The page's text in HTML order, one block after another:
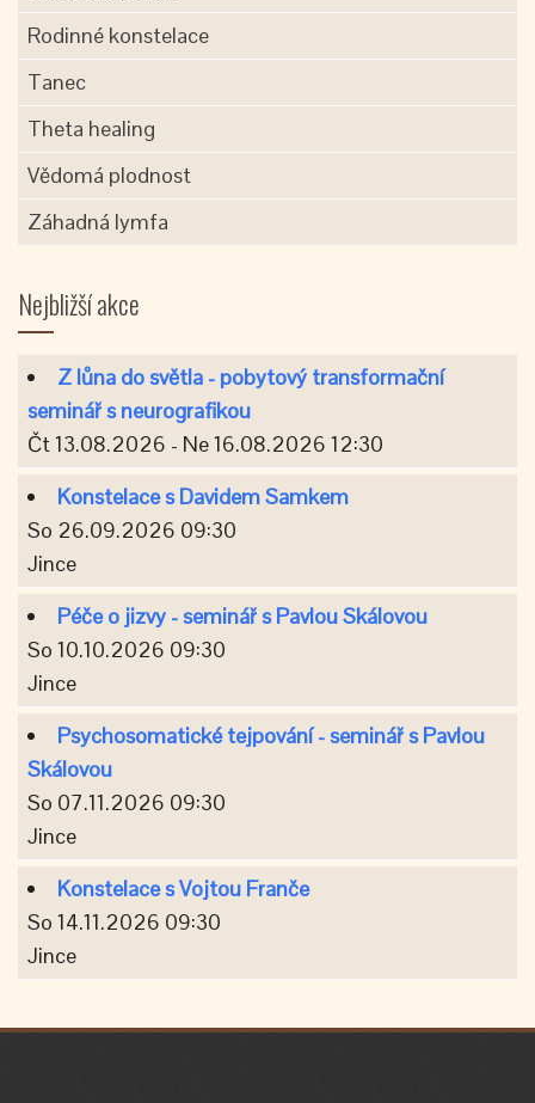
Rodinné konstelace
Tanec
Theta healing
Vědomá plodnost
Záhadná lymfa
Nejbližší akce
Z lůna do světla - pobytový transformační
seminář s neurografikou
Čt 13.08.2026 - Ne 16.08.2026 12:30
Konstelace s Davidem Samkem
So 26.09.2026 09:30
Jince
Péče o jizvy - seminář s Pavlou Skálovou
So 10.10.2026 09:30
Jince
Psychosomatické tejpování - seminář s Pavlou
Skálovou
So 07.11.2026 09:30
Jince
Konstelace s Vojtou Franče
So 14.11.2026 09:30
Jince